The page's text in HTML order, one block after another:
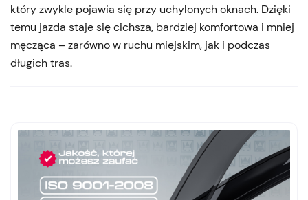
który zwykle pojawia się przy uchylonych oknach. Dzięki
temu jazda staje się cichsza, bardziej komfortowa i mniej
męcząca – zarówno w ruchu miejskim, jak i podczas
długich tras.